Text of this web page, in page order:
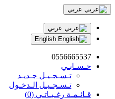
عربي
عربي
0556665537
حـسـابـي
تـسـجـيـل جـديـد
تـسـجـيـل الـدخـول
قـائـمـة رغـبـاتـي (0)